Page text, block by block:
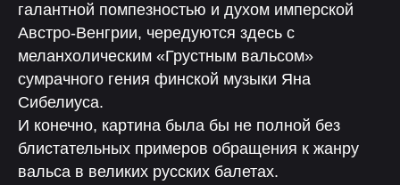
галантной помпезностью и духом имперской
Австро-Венгрии, чередуются здесь с
меланхолическим «Грустным вальсом»
сумрачного гения финской музыки Яна
Сибелиуса.
И конечно, картина была бы не полной без
блистательных примеров обращения к жанру
вальса в великих русских балетах.